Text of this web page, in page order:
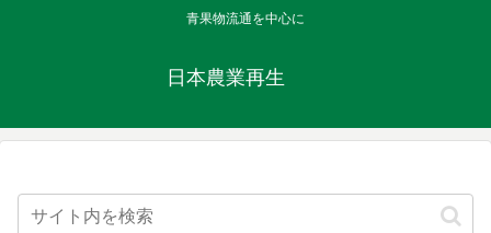
青果物流通を中心に
日本農業再生